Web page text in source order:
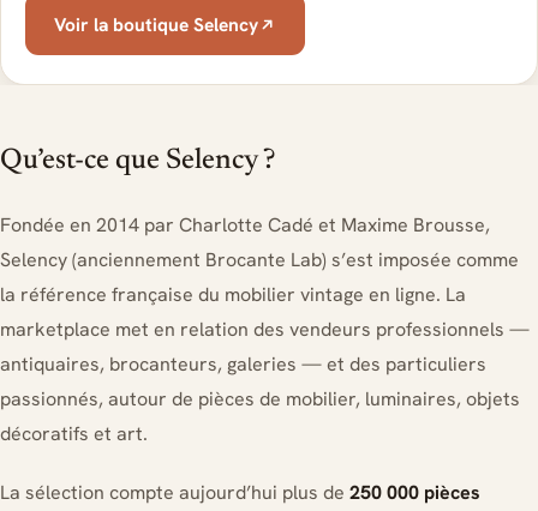
Voir la boutique Selency
Qu’est-ce que Selency ?
Fondée en 2014 par Charlotte Cadé et Maxime Brousse,
Selency (anciennement Brocante Lab) s’est imposée comme
la référence française du mobilier vintage en ligne. La
marketplace met en relation des vendeurs professionnels —
antiquaires, brocanteurs, galeries — et des particuliers
passionnés, autour de pièces de mobilier, luminaires, objets
décoratifs et art.
La sélection compte aujourd’hui plus de 250 000 pièces